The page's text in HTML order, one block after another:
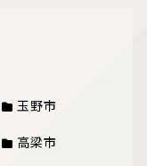
玉野市
高梁市